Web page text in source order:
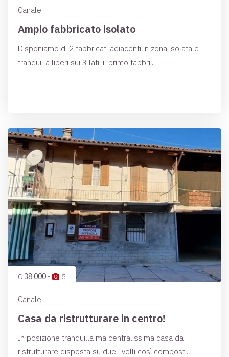
Canale
Ampio fabbricato isolato
Disponiamo di 2 fabbricati adiacenti in zona isolata e
tranquilla liberi sui 3 lati. il primo fabbri...
€ 38.000 - 5
Canale
Casa da ristrutturare in centro!
In posizione tranquilla ma centralissima casa da
ristrutturare disposta su due livelli così compost...